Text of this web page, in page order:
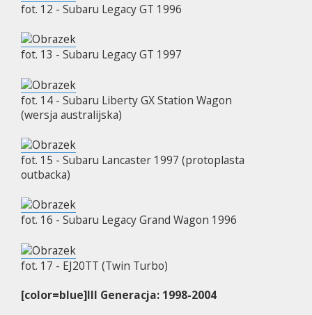
fot. 12 - Subaru Legacy GT 1996
fot. 13 - Subaru Legacy GT 1997
fot. 14 - Subaru Liberty GX Station Wagon
(wersja australijska)
fot. 15 - Subaru Lancaster 1997 (protoplasta
outbacka)
fot. 16 - Subaru Legacy Grand Wagon 1996
fot. 17 - EJ20TT (Twin Turbo)
[color=blue]III Generacja: 1998-2004